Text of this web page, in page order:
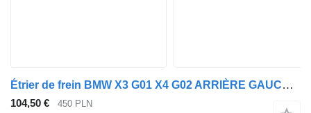
Étrier de frein BMW X3 G01 X4 G02 ARRIÈRE GAUCHE OU DROITE 6887385 6887386 pour automobile BMW X4 G02 X3 G01
104,50 € 450 PLN